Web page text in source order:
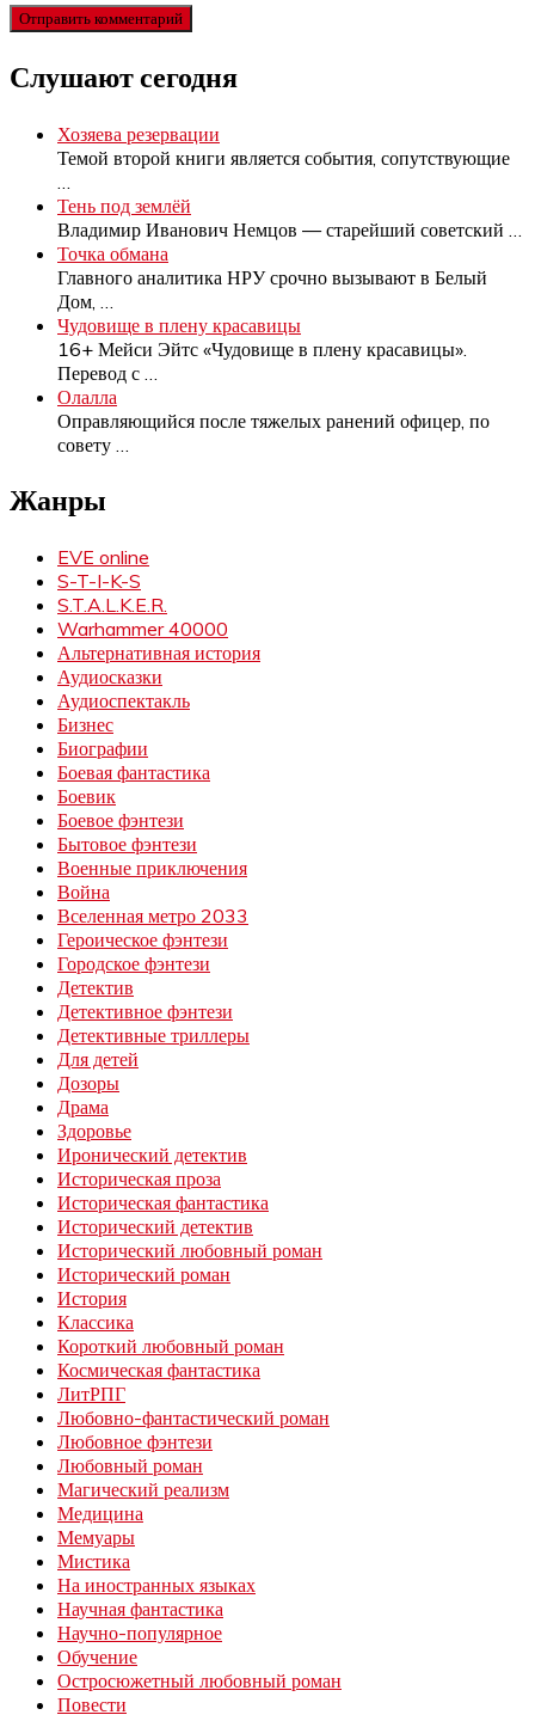
Слушают сегодня
Хозяева резервации
Темой второй книги является события, сопутствующие
Тень под землёй
Владимир Иванович Немцов — старейший советский
Точка обмана
Главного аналитика НРУ срочно вызывают в Белый
Дом,
Чудовище в плену красавицы
16+ Мейси Эйтс «Чудовище в плену красавицы».
Перевод с
Олалла
Оправляющийся после тяжелых ранений офицер, по
совету
Жанры
EVE online
S-T-I-K-S
S.T.A.L.K.E.R.
Warhammer 40000
Альтернативная история
Аудиосказки
Аудиоспектакль
Бизнес
Биографии
Боевая фантастика
Боевик
Боевое фэнтези
Бытовое фэнтези
Военные приключения
Война
Вселенная метро 2033
Героическое фэнтези
Городское фэнтези
Детектив
Детективное фэнтези
Детективные триллеры
Для детей
Дозоры
Драма
Здоровье
Иронический детектив
Историческая проза
Историческая фантастика
Исторический детектив
Исторический любовный роман
Исторический роман
История
Классика
Короткий любовный роман
Космическая фантастика
ЛитРПГ
Любовно-фантастический роман
Любовное фэнтези
Любовный роман
Магический реализм
Медицина
Мемуары
Мистика
На иностранных языках
Научная фантастика
Научно-популярное
Обучение
Остросюжетный любовный роман
Повести